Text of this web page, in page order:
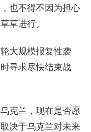
也不得不因为担心
草进行。
大规模报复性袭
寻求尽快结束战
克兰，现在是否愿
决于乌克兰对未来